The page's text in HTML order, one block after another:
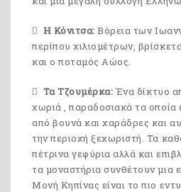
Η Κόνιτσα: Βόρεια των
περίπου χιλιομέτρων,
και ο ποταμός Αώος.
Τα Τζουμέρκα: Ένα δίκτυο
χωριά , παραδοσιακά τα οποία
από βουνά και χαράδρες και
την περιοχή ξεχωριστή. Τα
πέτρινα γεφύρια αλλά και
τα μοναστήρια συνθέτουν μια
Μονή Κηπίνας είναι το πιο